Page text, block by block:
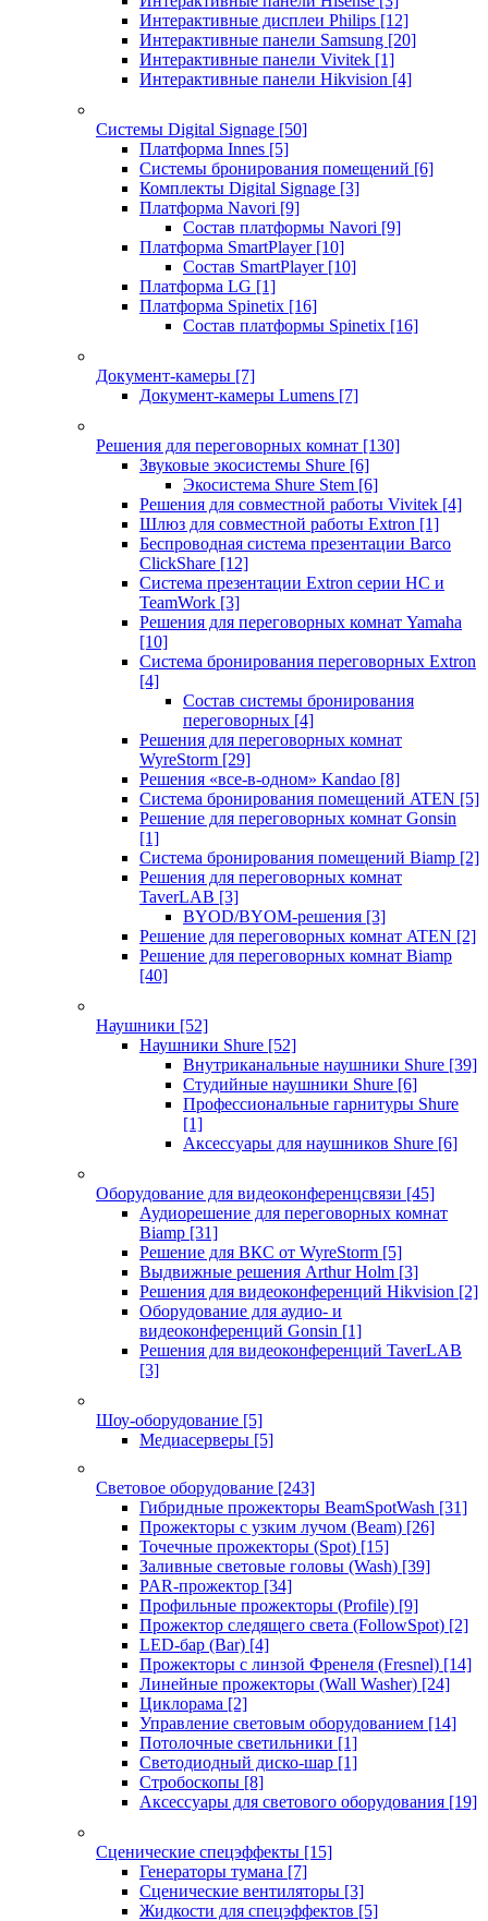
Интерактивные дисплеи Philips [12]
Интерактивные панели Samsung [20]
Интерактивные панели Vivitek [1]
Интерактивные панели Hikvision [4]
Системы Digital Signage [50]
Платформа Innes [5]
Системы бронирования помещений [6]
Комплекты Digital Signage [3]
Платформа Navori [9]
Состав платформы Navori [9]
Платформа SmartPlayer [10]
Состав SmartPlayer [10]
Платформа LG [1]
Платформа Spinetix [16]
Состав платформы Spinetix [16]
Документ-камеры [7]
Документ-камеры Lumens [7]
Решения для переговорных комнат [130]
Звуковые экосистемы Shure [6]
Экосистема Shure Stem [6]
Решения для совместной работы Vivitek [4]
Шлюз для совместной работы Extron [1]
Беспроводная система презентации Barco
ClickShare [12]
Система презентации Extron серии HC и
TeamWork [3]
Решения для переговорных комнат Yamaha
[10]
Система бронирования переговорных Extron
[4]
Состав системы бронирования
переговорных [4]
Решения для переговорных комнат
WyreStorm [29]
Решения «все-в-одном» Kandao [8]
Система бронирования помещений ATEN [5]
Решение для переговорных комнат Gonsin
[1]
Система бронирования помещений Biamp [2]
Решения для переговорных комнат
TaverLAB [3]
BYOD/BYOM-решения [3]
Решение для переговорных комнат ATEN [2]
Решение для переговорных комнат Biamp
[40]
Наушники [52]
Наушники Shure [52]
Внутриканальные наушники Shure [39]
Студийные наушники Shure [6]
Профессиональные гарнитуры Shure
[1]
Аксессуары для наушников Shure [6]
Оборудование для видеоконференцсвязи [45]
Аудиорешение для переговорных комнат
Biamp [31]
Решение для ВКС от WyreStorm [5]
Выдвижные решения Arthur Holm [3]
Решения для видеоконференций Hikvision [2]
Оборудование для аудио- и
видеоконференций Gonsin [1]
Решения для видеоконференций TaverLAB
[3]
Шоу-оборудование [5]
Медиасерверы [5]
Световое оборудование [243]
Гибридные прожекторы BeamSpotWash [31]
Прожекторы с узким лучом (Beam) [26]
Точечные прожекторы (Spot) [15]
Заливные световые головы (Wash) [39]
PAR-прожектор [34]
Профильные прожекторы (Profile) [9]
Прожектор следящего света (FollowSpot) [2]
LED-бар (Bar) [4]
Прожекторы с линзой Френеля (Fresnel) [14]
Линейные прожекторы (Wall Washer) [24]
Циклорама [2]
Управление световым оборудованием [14]
Потолочные светильники [1]
Светодиодный диско-шар [1]
Стробоскопы [8]
Аксессуары для светового оборудования [19]
Сценические спецэффекты [15]
Генераторы тумана [7]
Сценические вентиляторы [3]
Жидкости для спецэффектов [5]